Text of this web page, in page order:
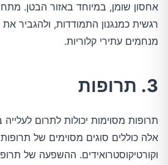
אחסון שומן, במיוחד באזור הבטן. מתח
רגשית כמנגנון התמודדות, ולהגביר
מנחמים עתירי קלוריות.
3. תרופות
תרופות מסוימות יכולות לתרום
אלה כוללים סוגים מסוימים של תרופות
וקורטיקוסטרואידים. ההשפעה של